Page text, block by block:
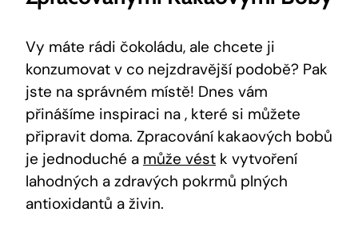
Vy máte rádi čokoládu, ale⁣ chcete​ ji⁢
konzumovat v ‌co nejzdravější podobě? Pak
jste na správném místě! Dnes⁢ vám
přinášíme inspiraci na ,⁣ které si můžete
připravit doma. Zpracování kakaových bobů
je jednoduché a může vést k vytvoření
lahodných a zdravých pokrmů plných
⁣antioxidantů⁤ a živin.